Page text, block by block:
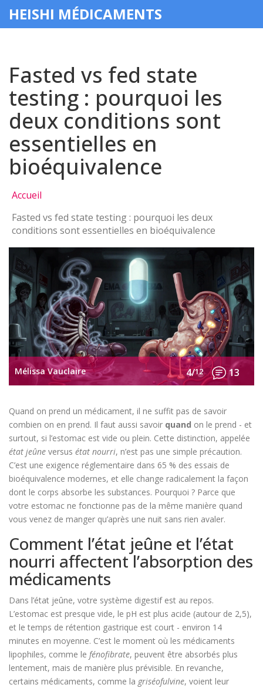
HEISHI MÉDICAMENTS
Fasted vs fed state
testing : pourquoi les
deux conditions sont
essentielles en
bioéquivalence
Accueil
Fasted vs fed state testing : pourquoi les deux
conditions sont essentielles en bioéquivalence
Mélissa Vauclaire 4/12 13
Quand on prend un médicament, il ne suffit pas de savoir
combien on en prend. Il faut aussi savoir quand on le prend - et
surtout, si l’estomac est vide ou plein. Cette distinction, appelée
état jeûne versus état nourri, n’est pas une simple précaution.
C’est une exigence réglementaire dans 65 % des essais de
bioéquivalence modernes, et elle change radicalement la façon
dont le corps absorbe les substances. Pourquoi ? Parce que
votre estomac ne fonctionne pas de la même manière quand
vous venez de manger qu’après une nuit sans rien avaler.
Comment l’état jeûne et l’état
nourri affectent l’absorption des
médicaments
Dans l’état jeûne, votre système digestif est au repos.
L’estomac est presque vide, le pH est plus acide (autour de 2,5),
et le temps de rétention gastrique est court - environ 14
minutes en moyenne. C’est le moment où les médicaments
lipophiles, comme le fénofibrate, peuvent être absorbés plus
lentement, mais de manière plus prévisible. En revanche,
certains médicaments, comme la griséofulvine, voient leur